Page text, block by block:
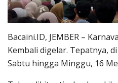
Bacaini.ID, JEMBER –
Kembali digelar. Tepatnya,
Sabtu hingga Minggu, 16